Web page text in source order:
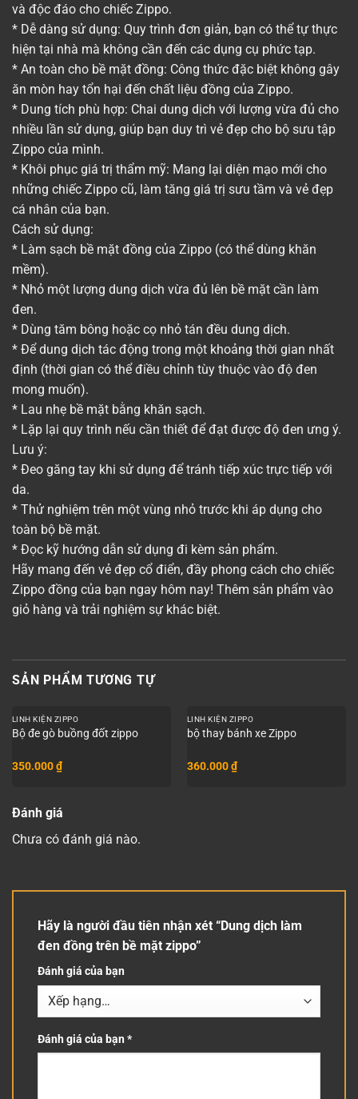
và độc đáo cho chiếc Zippo.
* Dễ dàng sử dụng: Quy trình đơn giản, bạn có thể tự thực
hiện tại nhà mà không cần đến các dụng cụ phức tạp.
* An toàn cho bề mặt đồng: Công thức đặc biệt không gây
ăn mòn hay tổn hại đến chất liệu đồng của Zippo.
* Dung tích phù hợp: Chai dung dịch với lượng vừa đủ cho
nhiều lần sử dụng, giúp bạn duy trì vẻ đẹp cho bộ sưu tập
Zippo của mình.
* Khôi phục giá trị thẩm mỹ: Mang lại diện mạo mới cho
những chiếc Zippo cũ, làm tăng giá trị sưu tầm và vẻ đẹp
cá nhân của bạn.
Cách sử dụng:
* Làm sạch bề mặt đồng của Zippo (có thể dùng khăn
mềm).
* Nhỏ một lượng dung dịch vừa đủ lên bề mặt cần làm
đen.
* Dùng tăm bông hoặc cọ nhỏ tán đều dung dịch.
* Để dung dịch tác động trong một khoảng thời gian nhất
định (thời gian có thể điều chỉnh tùy thuộc vào độ đen
mong muốn).
* Lau nhẹ bề mặt bằng khăn sạch.
* Lặp lại quy trình nếu cần thiết để đạt được độ đen ưng ý.
Lưu ý:
* Đeo găng tay khi sử dụng để tránh tiếp xúc trực tiếp với
da.
* Thử nghiệm trên một vùng nhỏ trước khi áp dụng cho
toàn bộ bề mặt.
* Đọc kỹ hướng dẫn sử dụng đi kèm sản phẩm.
Hãy mang đến vẻ đẹp cổ điển, đầy phong cách cho chiếc
Zippo đồng của bạn ngay hôm nay! Thêm sản phẩm vào
giỏ hàng và trải nghiệm sự khác biệt.
SẢN PHẨM TƯƠNG TỰ
LINH KIỆN ZIPPO
Bộ đe gò buồng đốt zippo
350.000₫
LINH KIỆN ZIPPO
bộ thay bánh xe Zippo
360.000₫
Đánh giá
Chưa có đánh giá nào.
Hãy là người đầu tiên nhận xét “Dung dịch làm
đen đồng trên bề mặt zippo”
Đánh giá của bạn
Đánh giá của bạn *